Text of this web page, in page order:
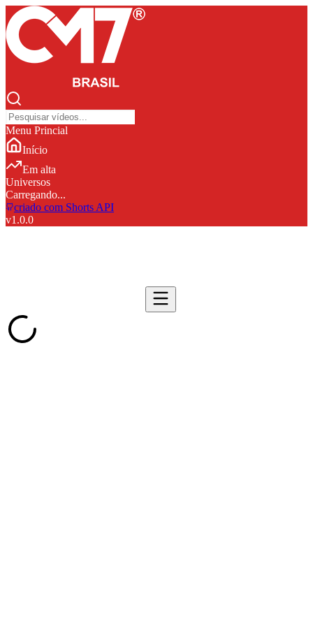
Menu Princial
Início
Em alta
Universos
Carregando...
criado com Shorts API
v1.0.0